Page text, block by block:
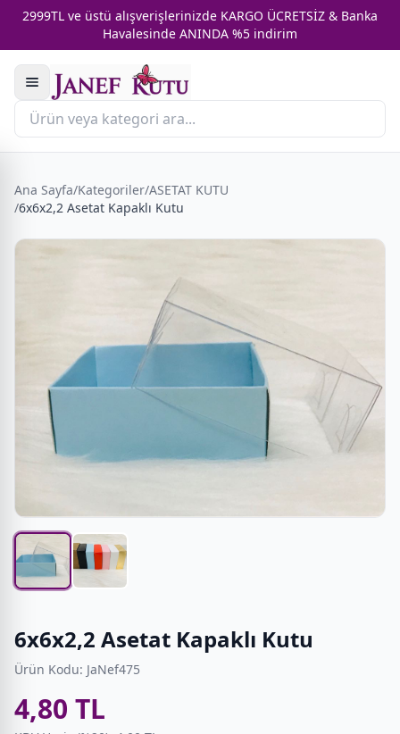
2999TL ve üstü alışverişlerinizde KARGO ÜCRETSİZ & Banka
Havalesinde ANINDA %5 indirim
Ana Sayfa/Kategoriler/ASETAT KUTU
/6x6x2,2 Asetat Kapaklı Kutu
6x6x2,2 Asetat Kapaklı Kutu
Ürün Kodu: JaNef475
4,80 TL